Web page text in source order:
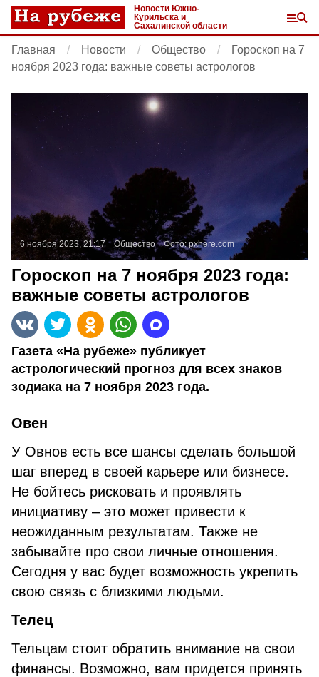
Новости Южно-
Курильска и
Сахалинской области
Главная Новости Общество
Гороскоп на 7
ноября 2023 года: важные советы астрологов
6 ноября 2023, 21:17 Общество Фото:pxhere.com
Гороскоп на 7 ноября 2023 года:
важные советы астрологов
Газета «На рубеже» публикует
астрологический прогноз для всех знаков
зодиака на 7 ноября 2023 года.
Овен
У Овнов есть все шансы сделать большой
шаг вперед в своей карьере или бизнесе.
Не бойтесь рисковать и проявлять
инициативу – это может привести к
неожиданным результатам. Также не
забывайте про свои личные отношения.
Сегодня у вас будет возможность укрепить
свою связь с близкими людьми.
Телец
Тельцам стоит обратить внимание на свои
финансы. Возможно, вам придется принять